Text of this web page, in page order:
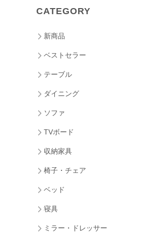
CATEGORY
新商品
ベストセラー
テーブル
ダイニング
ソファ
TVボード
収納家具
椅子・チェア
ベッド
寝具
ミラー・ドレッサー